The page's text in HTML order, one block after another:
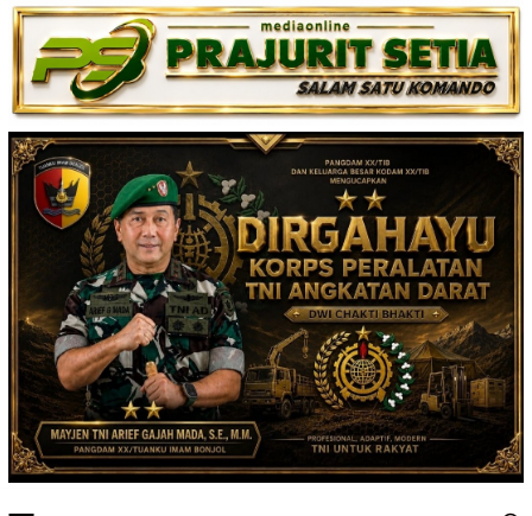
Loncat
ke
konten